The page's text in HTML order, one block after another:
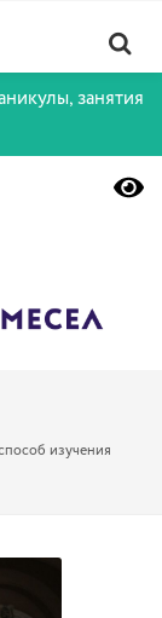
занятия
изучения